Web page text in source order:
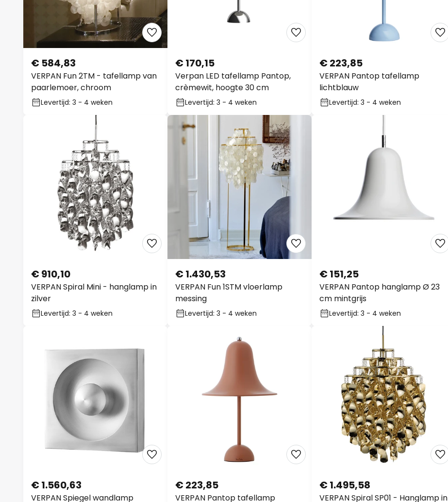
VERPAN Fun 2TM - tafellamp van
paarlemoer, chroom
€ 584,83
Levertijd: 3 - 4 weken
Verpan LED tafellamp Pantop,
crèmewit, hoogte 30 cm
€ 170,15
Levertijd: 3 - 4 weken
VERPAN Pantop tafellamp
lichtblauw
€ 223,85
Levertijd: 3 - 4 weken
VERPAN Spiral Mini - hanglamp in
zilver
€ 910,10
Levertijd: 3 - 4 weken
VERPAN Fun 1STM vloerlamp
messing
€ 1.430,53
Levertijd: 3 - 4 weken
VERPAN Pantop hanglamp Ø 23
cm mintgrijs
€ 151,25
Levertijd: 3 - 4 weken
VERPAN Spiegel wandlamp
€ 1.560,63
VERPAN Pantop tafellamp
€ 223,85
VERPAN Spiral SP01 - Hanglamp in
€ 1.495,58